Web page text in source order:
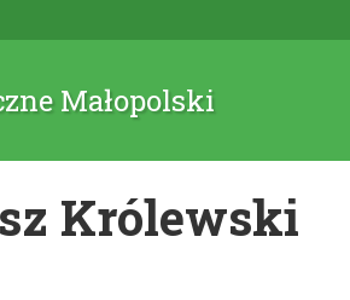
Małopolski
Królewski